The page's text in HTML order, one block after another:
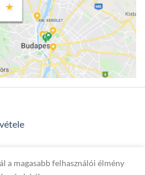
a magasabb felhasználói élmény